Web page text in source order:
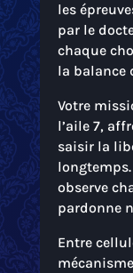
les
par le
chaque
la balance
Votre
l’aile 7,
saisir la
observe
pardonne
Entre